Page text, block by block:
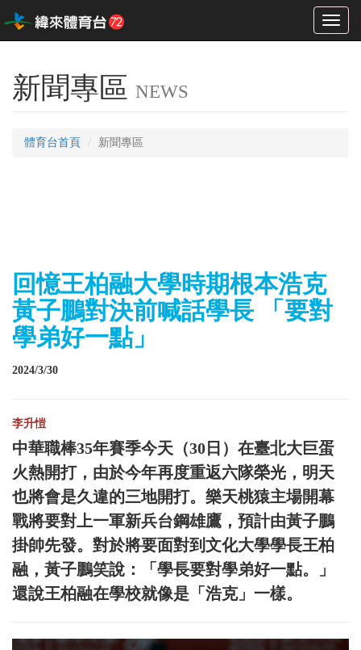
Toggle
新聞專區 NEWS
體育台首頁 新聞專區
回憶王柏融大學時期根本浩克
黃子鵬對決前喊話學長 「要對
學弟好一點」
2024/3/30
李升愷
中華職棒35年賽季今天（30日）在臺北大巨蛋
火熱開打，由於今年再度重返六隊榮光，明天
也將會是久違的三地開打。樂天桃猿主場開幕
戰將要對上一軍新兵台鋼雄鷹，預計由黃子鵬
掛帥先發。對於將要面對到文化大學學長王柏
融，黃子鵬笑說：「學長要對學弟好一點。」
還說王柏融在學校就像是「浩克」一樣。